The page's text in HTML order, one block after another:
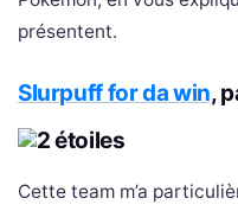
présentent.
Slurpuff for da win,
Cette team m’a